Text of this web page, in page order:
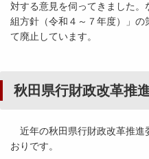
対する意見を伺ってきました
組方針（令和４～７年度）」
て廃止しています。
秋田県行財政改革推
近年の秋田県行財政改革推進
おりです。